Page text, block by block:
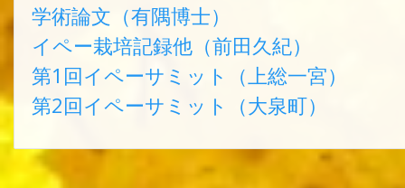
学術論文（有隅博士）
イペー栽培記録他（前田久紀）
第1回イペーサミット（上総一宮）
第2回イペーサミット（大泉町）